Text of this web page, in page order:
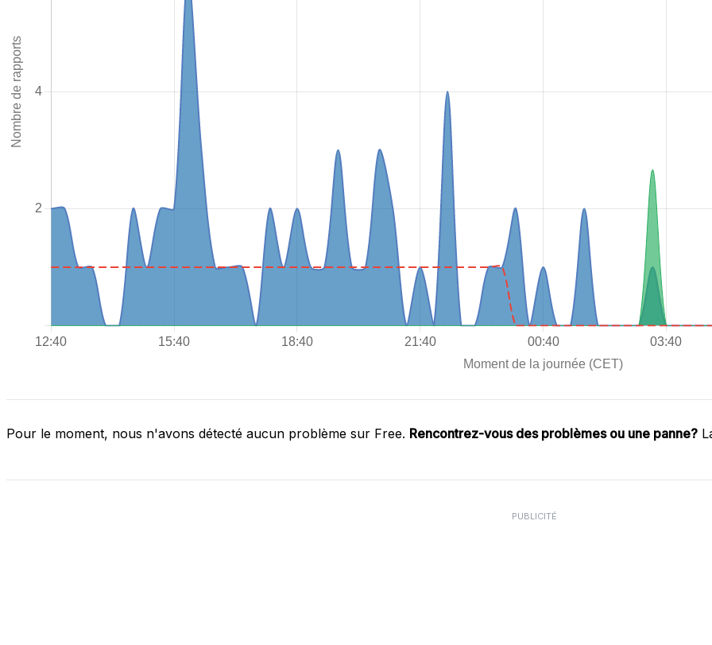
Pour le moment, nous n'avons détecté aucun problème sur Free. Rencontrez-vous des problèmes ou une panne?
PUBLICITÉ